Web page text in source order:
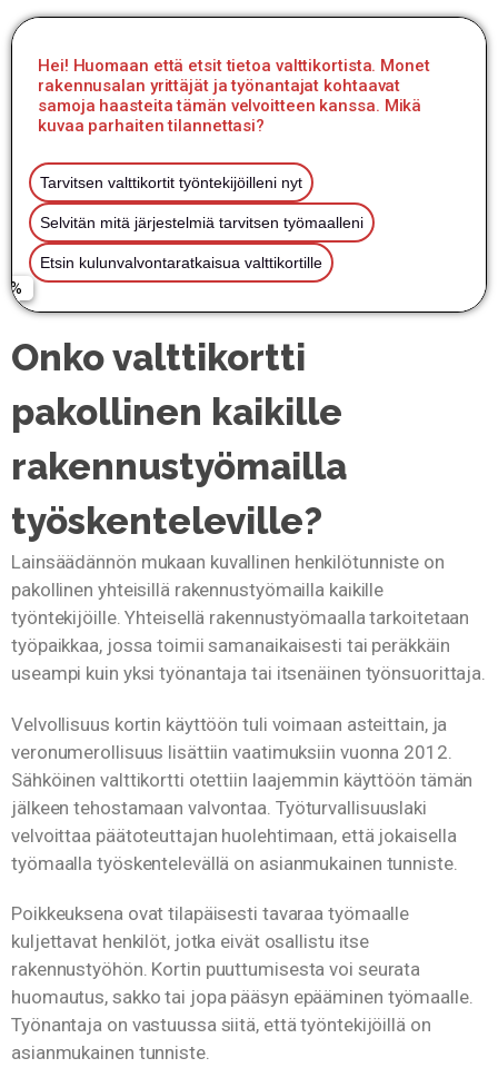
Hei! Huomaan että etsit tietoa valttikortista. Monet
rakennusalan yrittäjät ja työnantajat kohtaavat
samoja haasteita tämän velvoitteen kanssa. Mikä
kuvaa parhaiten tilannettasi?
Tarvitsen valttikortit työntekijöilleni nyt
Selvitän mitä järjestelmiä tarvitsen työmaalleni
Etsin kulunvalvontaratkaisua valttikortille
Tarvitsen sähköisen kulunvalvontajärjestelmän
Haluan vierailijahallintaratkaisun työmaalle
Etsin kokonaisratkaisua henkilöliikenteen hallintaan
Nimi
Puhelinnumero
Ota yhteyttä
Onko valttikortti
pakollinen kaikille
rakennustyömailla
työskenteleville?
Lainsäädännön mukaan kuvallinen henkilötunniste on
pakollinen yhteisillä rakennustyömailla kaikille
työntekijöille. Yhteisellä rakennustyömaalla tarkoitetaan
työpaikkaa, jossa toimii samanaikaisesti tai peräkkäin
useampi kuin yksi työnantaja tai itsenäinen työnsuorittaja.
Velvollisuus kortin käyttöön tuli voimaan asteittain, ja
veronumerollisuus lisättiin vaatimuksiin vuonna 2012.
Sähköinen valttikortti otettiin laajemmin käyttöön tämän
jälkeen tehostamaan valvontaa. Työturvallisuuslaki
velvoittaa päätoteuttajan huolehtimaan, että jokaisella
työmaalla työskentelevällä on asianmukainen tunniste.
Poikkeuksena ovat tilapäisesti tavaraa työmaalle
kuljettavat henkilöt, jotka eivät osallistu itse
rakennustyöhön. Kortin puuttumisesta voi seurata
huomautus, sakko tai jopa pääsyn epääminen työmaalle.
Työnantaja on vastuussa siitä, että työntekijöillä on
asianmukainen tunniste.